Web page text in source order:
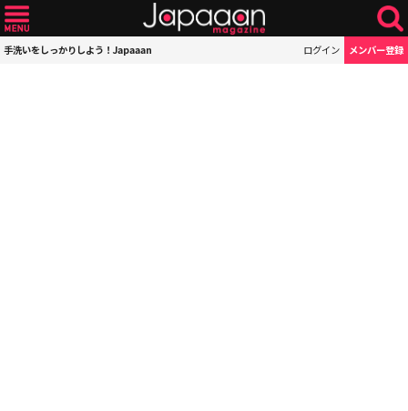
手洗いをしっかりしよう！Japaaan ログイン メンバー登録